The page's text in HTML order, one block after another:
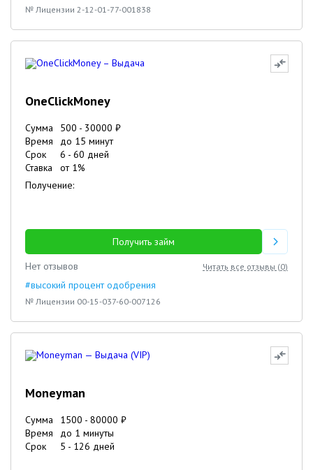
№ Лицензии 2-12-01-77-001838
OneClickMoney
Сумма 500 - 30000 ₽
Время
до 15 минут
Срок
6 - 60 дней
Ставка
от 1%
Получение:
Получить займ
Нет отзывов
Читать все отзывы (0)
#высокий процент одобрения
№ Лицензии 00-15-037-60-007126
Moneyman
Сумма 1500 - 80000 ₽
Время
до 1 минуты
Срок
5 - 126 дней